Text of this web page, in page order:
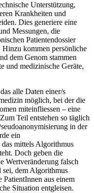
Unterstützung,
Krankheiten und
Dies generiere eine
Messungen, die
Patientendossier
Hinzu kommen persönliche
dem Genom stammen
und medizinische Geräte,
alle Daten einer/s
möglich, bei der die
miteinfliessen – eine
Teil entstehen so täglich
in der
ein
mittels Algorithmus
Doch geben die
Wertveränderung falsch
sei, dem Algorithmus
PatientInnen aus einem
Situation entgleisen.